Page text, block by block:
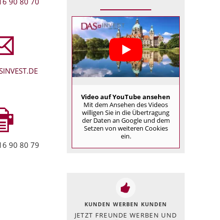
90 80 79
Video auf YouTube ansehen
Mit dem Ansehen des Videos
willigen Sie in die Übertragung
der Daten an Google und dem
Setzen von weiteren Cookies
ein.
KUNDEN WERBEN KUNDEN
JETZT FREUNDE WERBEN UND